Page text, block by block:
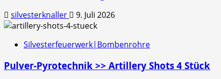
silvesterknaller 9. Juli 2026
Silvesterfeuerwerk|Bombenrohre
Pulver-Pyrotechnik >> Artillery Shots 4 Stück